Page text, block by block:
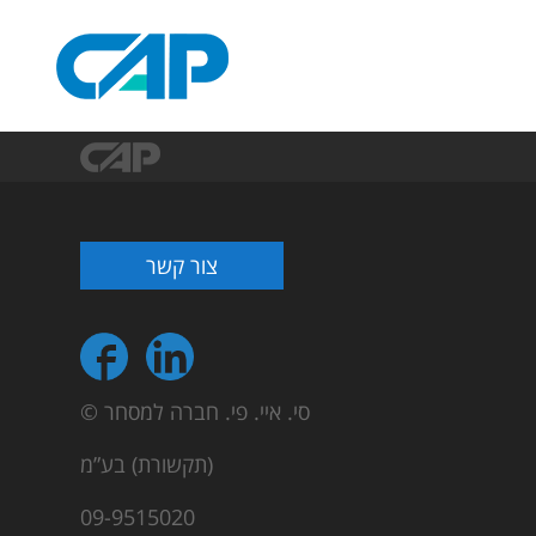
צור קשר
© סי. איי. פי. חברה למסחר
(תקשורת) בע”מ
09-9515020